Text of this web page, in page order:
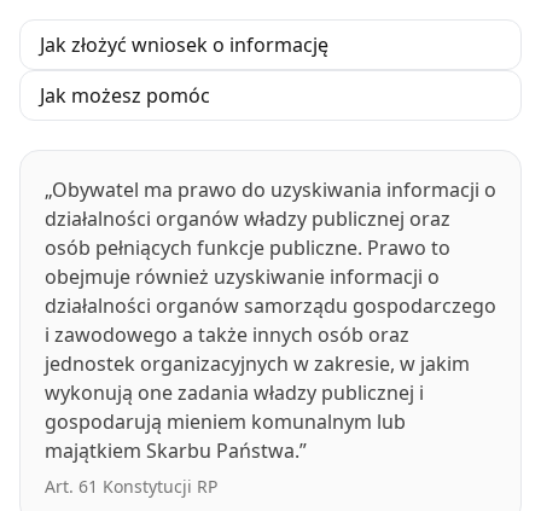
Jak złożyć wniosek o informację
Jak możesz pomóc
„Obywatel ma prawo do uzyskiwania informacji o
działalności organów władzy publicznej oraz
osób pełniących funkcje publiczne. Prawo to
obejmuje również uzyskiwanie informacji o
działalności organów samorządu gospodarczego
i zawodowego a także innych osób oraz
jednostek organizacyjnych w zakresie, w jakim
wykonują one zadania władzy publicznej i
gospodarują mieniem komunalnym lub
majątkiem Skarbu Państwa.”
Art. 61 Konstytucji RP